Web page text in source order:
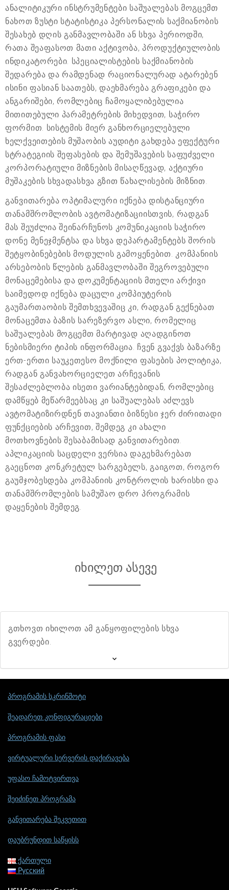
ანალიტიკური ინსტრუმენტები საშუალებას მოგცემთ
ნახოთ ზუსტი სტატისტიკა პერსონალის საქმიანობის
შესახებ დღის განმავლობაში ან სხვა პერიოდში,
რათა შეაფასოთ მათი აქტივობა, პროდუქტიულობის
ინდიკატორები. სპეციალისტების საქმიანობის
შედარება და რამდენად რაციონალურად ატარებენ
ისინი ფასიან საათებს, დაეხმარება გრაფიკები და
ანგარიშები, რომლებიც ჩამოყალიბებულია
მითითებული პარამეტრების მიხედვით, საჭირო
ფორმით. სისტემის მიერ განხორციელებული
ხელქვეითების მუშაობის აუდიტი გახდება ეფექტური
სტრატეგიის შეფასების და შემუშავების საფუძველი
კორპორატიული მიზნების მისაღწევად, აქტიური
მუშაკების სხვადასხვა გზით წახალისების მიზნით.
განვითარება ოპტიმალური იქნება დისტანციური
თანამშრომლობის ავტომატიზაციისთვის, რადგან
მას შეუძლია შეინარჩუნოს კომუნიკაციის საჭირო
დონე მენეჯმენტსა და სხვა დეპარტამენტებს შორის
შეტყობინებების მოდულის გამოყენებით. კომპანიის
არსებობის წლების განმავლობაში შეგროვებული
მონაცემებისა და დოკუმენტაციის მთელი არქივი
საიმედოდ იქნება დაცული კომპიუტერის
გაუმართაობის შემთხვევაშიც კი, რადგან გექნებათ
მონაცემთა ბაზის სარეზერვო ასლი, რომელიც
საშუალებას მოგცემთ მარტივად აღადგინოთ
ნებისმიერი ტიპის ინფორმაცია. ჩვენ გვაქვს ბაზარზე
ერთ-ერთი საუკეთესო მოქნილი ფასების პოლიტიკა,
რადგან განვახორციელეთ არჩევანის
შესაძლებლობა ისეთი ვარიანტებიდან, რომლებიც
დამწყებ მეწარმეებსაც კი საშუალებას აძლევს
ავტომატიზირდნენ თავიანთი ბიზნესი ჯერ ძირითადი
ფუნქციების არჩევით, შემდეგ კი ახალი
მოთხოვნების შესაბამისად განვითარებით.
აპლიკაციის საცდელი ვერსია დაგეხმარებათ
გაეცნოთ კონკრეტულ სარგებელს, გაიგოთ, როგორ
გაუმჯობესდება კომპანიის კონტროლის ხარისხი და
თანამშრომლების სამუშაო დრო პროგრამის
დაყენების შემდეგ.
იხილეთ ასევე
გთხოვთ იხილოთ ამ განყოფილების სხვა
გვერდები.
პროგრამის სკრინშოტი
შეადარეთ კონფიგურაციები
პროგრამის ფასი
ვირტუალური სერვერის დაქირავება
უფასო ჩამოტვირთვა
შეიძინეთ პროგრამა
განვითარება შეკვეთით
დაუბრუნდით საწყისს
ქართული
Русский